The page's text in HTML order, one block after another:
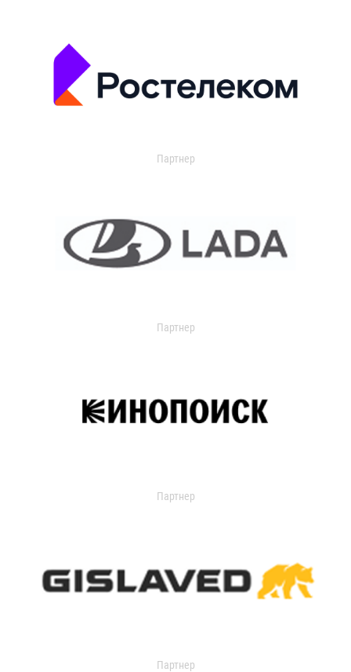
Партнер
Партнер
Партнер
Партнер